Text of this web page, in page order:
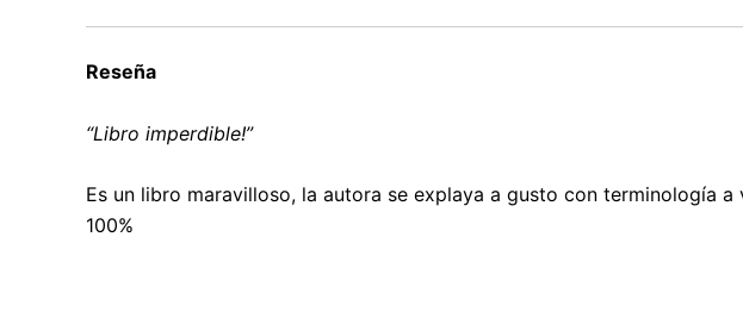
Reseña
“Libro imperdible!”
Es un libro maravilloso, la autora se explaya a gusto con terminología
100%